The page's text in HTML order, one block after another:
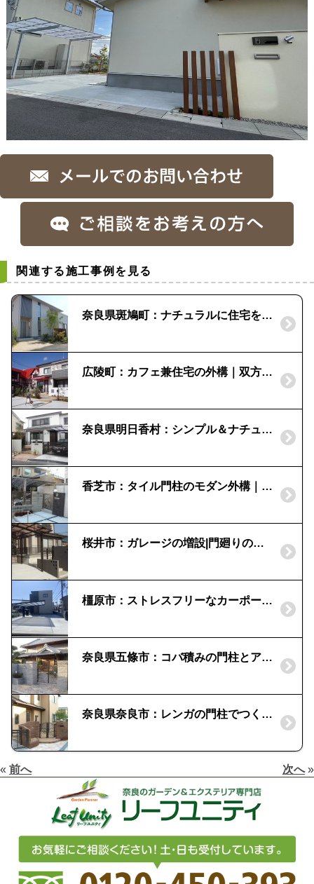
関連する施工事例を見る
奈良県斑鳩町：ナチュラルに住宅を彩る外構
広陵町：カフェ兼住宅の外構｜双方への動線を確保
奈良県明日香村：シンプル＆ナチュラルの外構リフォーム｜ロックガーデンのエントランス
香芝市：タイル門柱のモダン外構｜コバ風のタイル「千陶彩」
桜井市：ガレージの増設|門廻りのリフォーム事例
橿原市：ストレスフリーなカーポート｜マイポートNext
奈良県五條市：コバ積みの門柱とアプローチをつくって欲しい！｜本格和風外構にリフォーム
奈良県奈良市：レンガの門柱でつくる外構｜アルミ鋳物の門扉
« 前へ 次へ»